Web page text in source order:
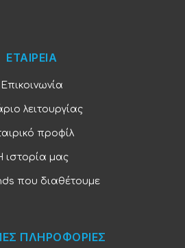
ΕΤΑΙΡΕΙΑ
Επικοινωνία
λειτουργίας
προφίλ
ιστορία μας
που διαθέτουμε
ΠΛΗΡΟΦΟΡΙΕΣ